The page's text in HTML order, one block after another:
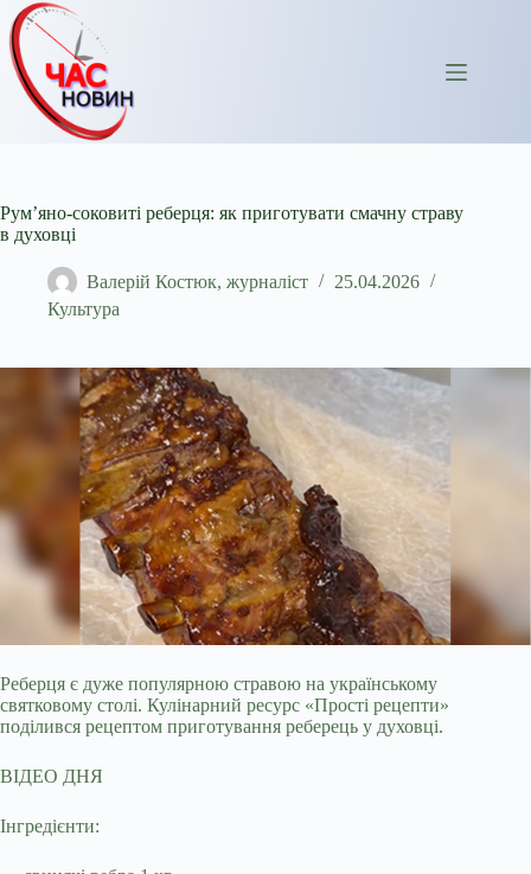
Перейти
до
вмісту
Рум’яно-соковиті реберця: як приготувати смачну страву
в духовці
Валерій Костюк, журналіст
25.04.2026
Культура
Реберця є дуже популярною стравою на українському
святковому столі. Кулінарний ресурс «Прості рецепти»
поділився рецептом приготування реберець у духовці.
ВІДЕО ДНЯ
Інгредієнти: